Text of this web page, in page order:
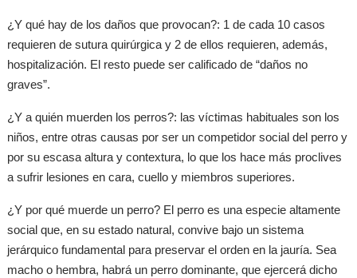
¿Y qué hay de los daños que provocan?: 1 de cada 10 casos
requieren de sutura quirúrgica y 2 de ellos requieren, además,
hospitalización. El resto puede ser calificado de “daños no
graves”.
¿Y a quién muerden los perros?: las víctimas habituales son los
niños, entre otras causas por ser un competidor social del perro y
por su escasa altura y contextura, lo que los hace más proclives
a sufrir lesiones en cara, cuello y miembros superiores.
¿Y por qué muerde un perro? El perro es una especie altamente
social que, en su estado natural, convive bajo un sistema
jerárquico fundamental para preservar el orden en la jauría. Sea
macho o hembra, habrá un perro dominante, que ejercerá dicho